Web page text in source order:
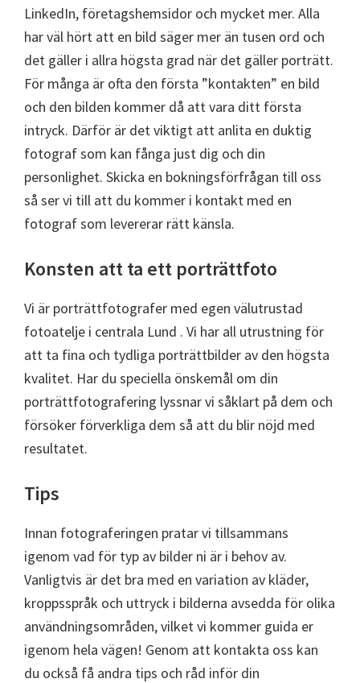
LinkedIn, företagshemsidor och mycket mer. Alla
har väl hört att en bild säger mer än tusen ord och
det gäller i allra högsta grad när det gäller porträtt.
För många är ofta den första ”kontakten” en bild
och den bilden kommer då att vara ditt första
intryck. Därför är det viktigt att anlita en duktig
fotograf som kan fånga just dig och din
personlighet. Skicka en bokningsförfrågan till oss
så ser vi till att du kommer i kontakt med en
fotograf som levererar rätt känsla.
Konsten att ta ett porträttfoto
Vi är porträttfotografer med egen välutrustad
fotoatelje i centrala Lund . Vi har all utrustning för
att ta fina och tydliga porträttbilder av den högsta
kvalitet. Har du speciella önskemål om din
porträttfotografering lyssnar vi såklart på dem och
försöker förverkliga dem så att du blir nöjd med
resultatet.
Tips
Innan fotograferingen pratar vi tillsammans
igenom vad för typ av bilder ni är i behov av.
Vanligtvis är det bra med en variation av kläder,
kroppsspråk och uttryck i bilderna avsedda för olika
användningsområden, vilket vi kommer guida er
igenom hela vägen! Genom att kontakta oss kan
du också få andra tips och råd inför din